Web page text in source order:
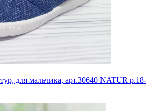
для мальчика, арт.30640 NATUR р.18-